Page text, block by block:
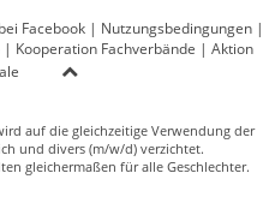
Facebook | Nutzungsbedingungen |
| Kooperation Fachverbände | Aktion
auf die gleichzeitige Verwendung der
und divers (m/w/d) verzichtet.
gleichermaßen für alle Geschlechter.